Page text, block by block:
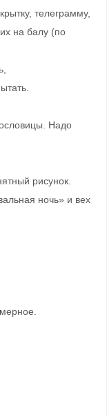
телеграмму,
на балу (по
Надо
рисунок.
ночь» и вех